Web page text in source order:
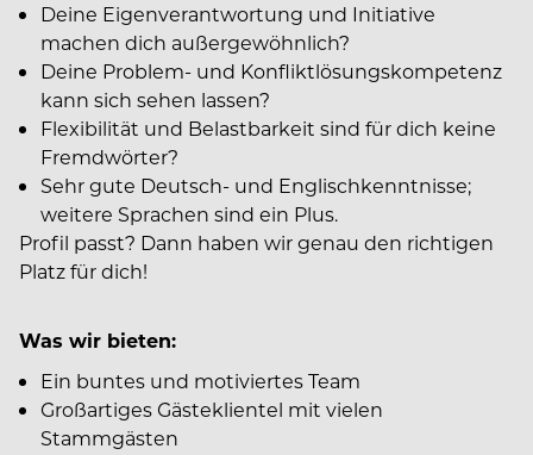
Deine Eigenverantwortung und Initiative
machen dich außergewöhnlich?
Deine Problem- und Konfliktlösungskompetenz
kann sich sehen lassen?
Flexibilität und Belastbarkeit sind für dich keine
Fremdwörter?
Sehr gute Deutsch- und Englischkenntnisse;
weitere Sprachen sind ein Plus.
Profil passt? Dann haben wir genau den richtigen
Platz für dich!
Was wir bieten:
Ein buntes und motiviertes Team
Großartiges Gästeklientel mit vielen
Stammgästen